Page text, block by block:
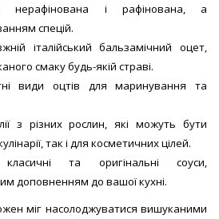
нерафінована і рафінована, а
спецій.
італійський бальзамічний оцет,
смаку будь-якій страві.
види оцтів для маринування та
з різних рослин, які можуть бути
так і для косметичних цілей.
та оригінальні соуси,
доповненням до вашої кухні.
міг насолоджуватися вишуканими